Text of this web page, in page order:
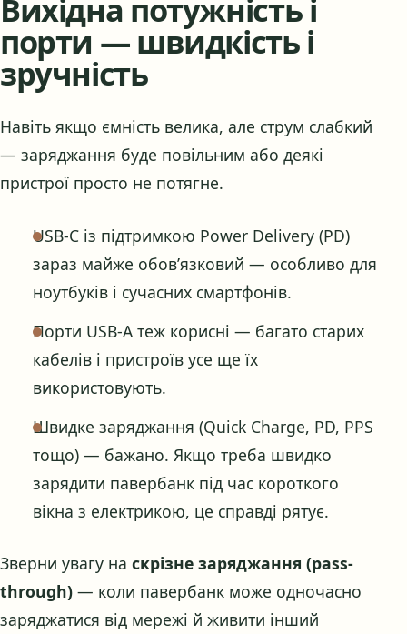
Вихідна потужність і
порти — швидкість і
зручність
Навіть якщо ємність велика, але струм слабкий
— заряджання буде повільним або деякі
пристрої просто не потягне.
USB-C із підтримкою Power Delivery (PD)
зараз майже обов’язковий — особливо для
ноутбуків і сучасних смартфонів.
Порти USB-A теж корисні — багато старих
кабелів і пристроїв усе ще їх
використовують.
Швидке заряджання (Quick Charge, PD, PPS
тощо) — бажано. Якщо треба швидко
зарядити павербанк під час короткого
вікна з електрикою, це справді рятує.
Зверни увагу на скрізне заряджання (pass-
through) — коли павербанк може одночасно
заряджатися від мережі й живити інший